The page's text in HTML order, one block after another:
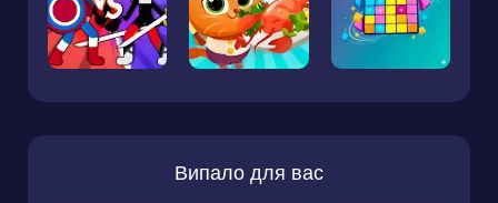
Випало для вас